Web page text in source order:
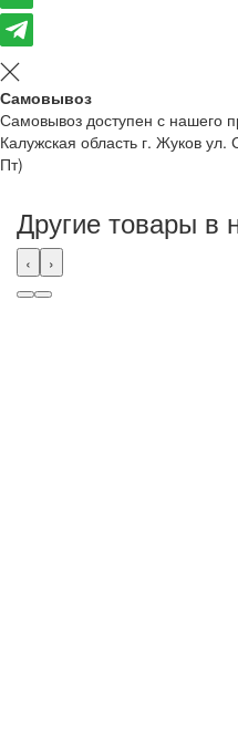
Самовывоз
Самовывоз доступен с нашего
Калужская область г. Жуков
Пт)
Другие товары в
‹ ›